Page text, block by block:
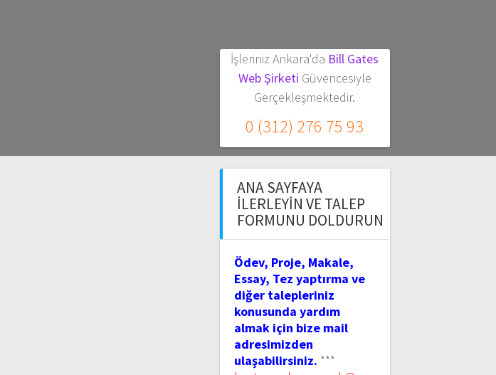
İşleriniz Ankara'da Bill Gates
Web Şirketi Güvencesiyle
Gerçekleşmektedir.
0 (312) 276 75 93
ANA SAYFAYA
İLERLEYIN VE TALEP
FORMUNU DOLDURUN
Ödev, Proje, Makale,
Essay, Tez yaptırma ve
diğer talepleriniz
konusunda yardım
almak için bize mail
adresimizden
ulaşabilirsiniz. ***